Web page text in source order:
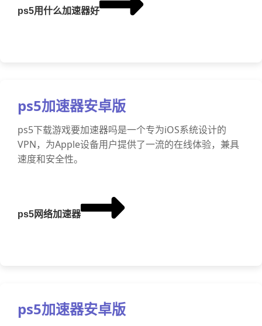
ps5用什么加速器好
ps5加速器安卓版
ps5下载游戏要加速器吗是一个专为iOS系统设计的
VPN，为Apple设备用户提供了一流的在线体验，兼具
速度和安全性。
ps5网络加速器
ps5加速器安卓版